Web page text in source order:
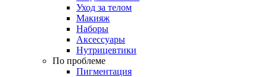
Уход за телом
Макияж
Наборы
Аксессуары
Нутрицевтики
По проблеме
Пигментация